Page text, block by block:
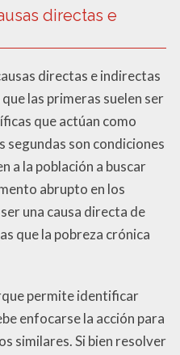
directas e
directas e indirectas
las primeras suelen ser
que actúan como
segundas son condiciones
a la población a buscar
abrupto en los
una causa directa de
que la pobreza crónica
permite identificar
enfocarse la acción para
similares. Si bien resolver